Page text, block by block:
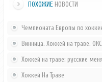
ПОХОЖИЕ НОВОСТИ
Чемпионата Европы по
Винница. Хоккей на траве.
Хоккей на траве: русские
Хоккей На Траве